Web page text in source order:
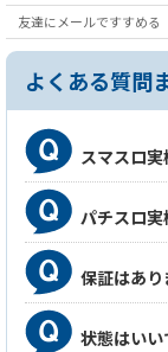
友達にメールですすめる
よくある質問
スマスロ
パチスロ実
保証はあり
状態はいい